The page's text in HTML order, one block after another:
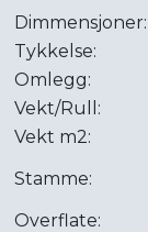
Dimmensjoner:
Tykkelse:
Omlegg:
Vekt/Rull:
Vekt m2:
Stamme:
Overflate: